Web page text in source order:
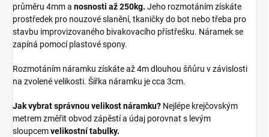
průměru 4mm a nosnosti až 250kg. Jeho rozmotáním získáte
prostředek pro nouzové slanění, tkaničky do bot nebo třeba pro
stavbu improvizovaného bivakovacího přístřešku. Náramek se
zapíná pomocí plastové spony.
Rozmotáním náramku získáte až 4m dlouhou šňůru v závislosti
na zvolené velikosti. Šířka náramku je cca 3cm.
Jak vybrat správnou velikost náramku? Nejlépe krejčovským
metrem změřit obvod zápěstí a údaj porovnat s levým
sloupcemvelikostní tabulky.